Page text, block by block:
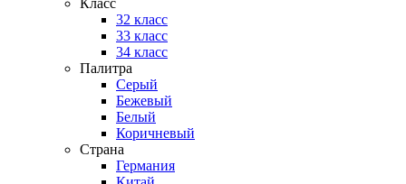
Класс
32 класс
33 класс
34 класс
Палитра
Серый
Бежевый
Белый
Коричневый
Страна
Германия